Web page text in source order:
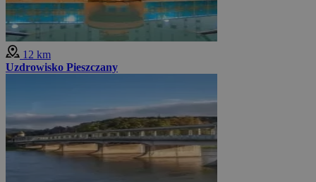
12 km
Uzdrowisko Pieszczany